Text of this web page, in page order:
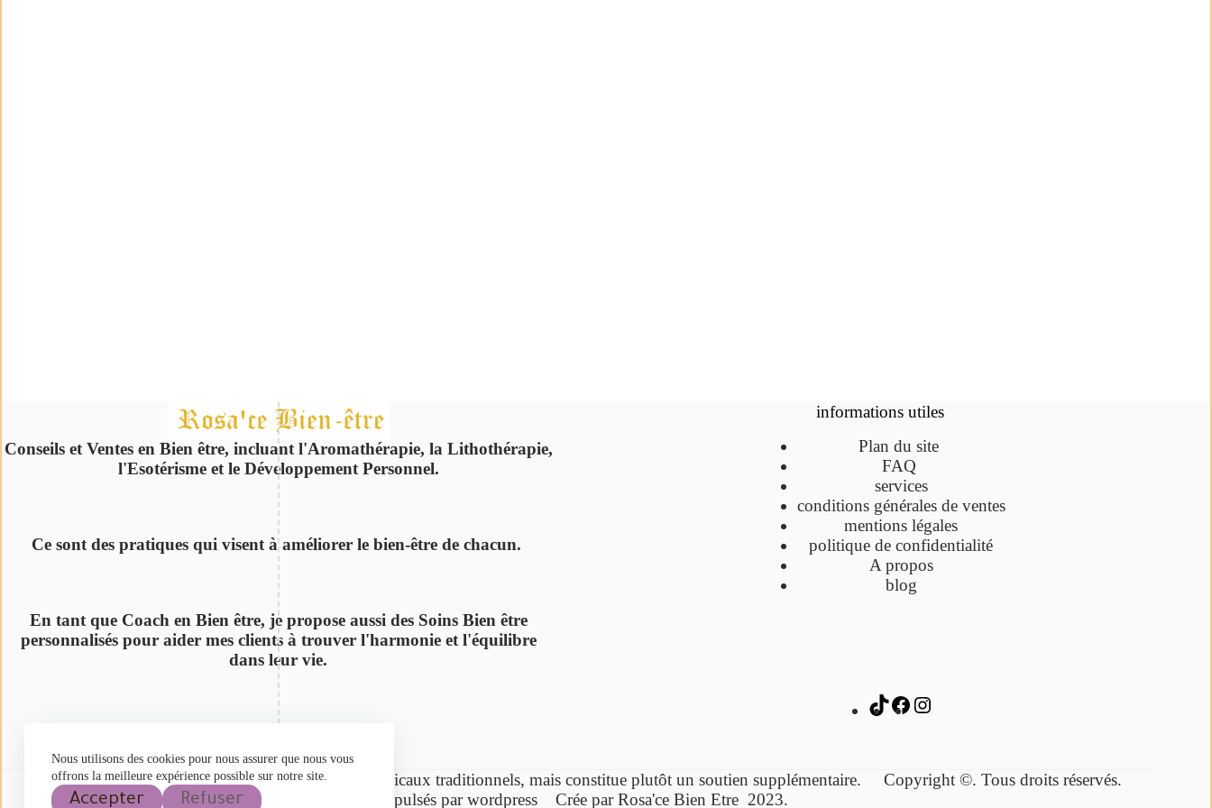
Nous utilisons des cookies pour nous assurer que nous vous
offrons la meilleure expérience possible sur notre site.
Accepter Refuser
Conseils et Ventes en Bien être, incluant l'Aromathérapie, la Lithothérapie,
l'Esotérisme et le Développement Personnel.
Ce sont des pratiques qui visent à améliorer le bien-être de chacun.
En tant que Coach en Bien être, je propose aussi des Soins Bien être
personnalisés pour aider mes clients à trouver l'harmonie et l'équilibre
dans leur vie.
informations utiles
Plan du site
FAQ
services
conditions générales de ventes
mentions légales
politique de confidentialité
A propos
blog
La lithothérapie ne remplace pas les traitements médicaux traditionnels, mais constitue plutôt un soutien supplémentaire. Copyright ©. Tous droits réservés.
Propulsés par wordpress Crée par Rosa'ce Bien Etre 2023.